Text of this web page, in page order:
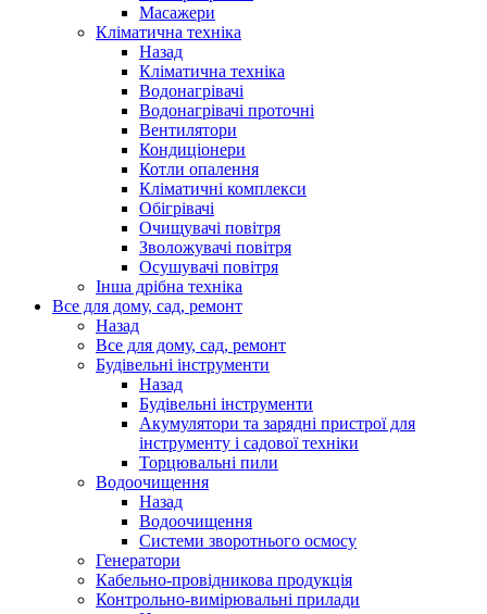
Масажери
Кліматична техніка
Назад
Кліматична техніка
Водонагрівачі
Водонагрівачі проточні
Вентилятори
Кондиціонери
Котли опалення
Кліматичні комплекси
Обігрівачі
Очищувачі повітря
Зволожувачі повітря
Осушувачі повітря
Інша дрібна техніка
Все для дому, сад, ремонт
Назад
Все для дому, сад, ремонт
Будівельні інструменти
Назад
Будівельні інструменти
Акумулятори та зарядні пристрої для
інструменту і садової техніки
Торцювальні пили
Водоочищення
Назад
Водоочищення
Системи зворотнього осмосу
Генератори
Кабельно-провідникова продукція
Контрольно-вимірювальні прилади